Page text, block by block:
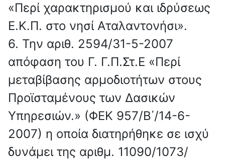
«Περί χαρακτηρισμού και ιδρύσεως
Ε.Κ.Π. στο νησί Αταλαντονήσι».
6. Την αριθ. 2594/31-5-2007
απόφαση του Γ. Γ.Π.Στ.Ε «Περί
μεταβίβασης αρμοδιοτήτων στους
Προϊσταμένους των Δασικών
Υπηρεσιών.» (ΦΕΚ 957/Β΄/14-6-
2007) η οποία διατηρήθηκε σε ισχύ
δυνάμει της αριθμ. 11090/1073/